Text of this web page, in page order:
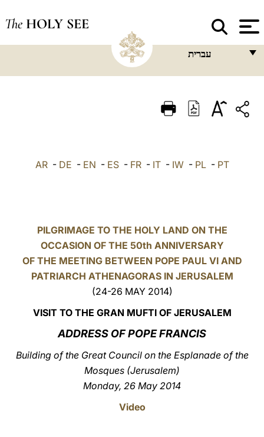
The HOLY SEE
עברית
FRANÇAIS
ENGLISH
ESPAÑOL
中文
LATINE
AR- DE - EN - ES- FR- IT- IW- PL- PT
PILGRIMAGE TO THE HOLY LAND ON THE
OCCASION OF THE 50th ANNIVERSARY
OF THE MEETING BETWEEN POPE PAUL VI AND
PATRIARCH ATHENAGORAS IN JERUSALEM
(24-26 MAY 2014)
VISIT TO THE GRAN MUFTI OF JERUSALEM
ADDRESS OF POPE FRANCIS
Building of the Great Council on the Esplanade of the
Mosques (Jerusalem)
Monday, 26 May 2014
Video